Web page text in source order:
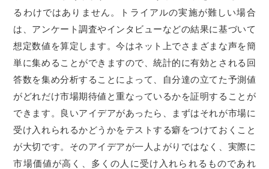
るわけではありません。トライアルの実施が難しい場合
は、アンケート調査やインタビューなどの結果に基づいて
想定数値を算定します。今はネット上でさまざまな声を簡
単に集めることができますので、統計的に有効とされる回
答数を集め分析することによって、自分達の立てた予測値
がどれだけ市場期待値と重なっているかを証明することが
できます。良いアイデアがあったら、まずはそれが市場に
受け入れられるかどうかをテストする癖をつけておくこと
が大切です。そのアイデアが一人よがりではなく、実際に
市場価値が高く、多くの人に受け入れられるものであれ